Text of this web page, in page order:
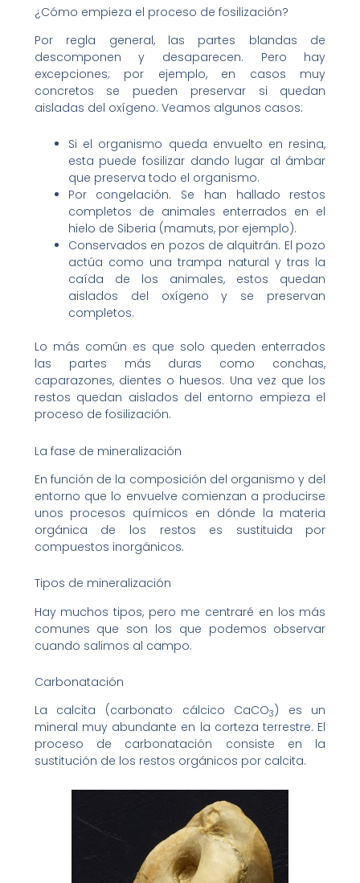
¿Cómo empieza el proceso de fosilización?
Por regla general, las partes blandas de
descomponen y desaparecen. Pero hay
excepciones; por ejemplo, en casos muy
concretos se pueden preservar si quedan
aisladas del oxígeno. Veamos algunos casos:
Si el organismo queda envuelto en resina,
esta puede fosilizar dando lugar al ámbar
que preserva todo el organismo.
Por congelación. Se han hallado restos
completos de animales enterrados en el
hielo de Siberia (mamuts, por ejemplo).
Conservados en pozos de alquitrán. El pozo
actúa como una trampa natural y tras la
caída de los animales, estos quedan
aislados del oxígeno y se preservan
completos.
Lo más común es que solo queden enterrados
las partes más duras como conchas,
caparazones, dientes o huesos. Una vez que los
restos quedan aislados del entorno empieza el
proceso de fosilización.
La fase de mineralización
En función de la composición del organismo y del
entorno que lo envuelve comienzan a producirse
unos procesos químicos en dónde la materia
orgánica de los restos es sustituida por
compuestos inorgánicos.
Tipos de mineralización
Hay muchos tipos, pero me centraré en los más
comunes que son los que podemos observar
cuando salimos al campo.
Carbonatación
La calcita (carbonato cálcico CaCO3 ) es un
mineral muy abundante en la corteza terrestre. El
proceso de carbonatación consiste en la
sustitución de los restos orgánicos por calcita.